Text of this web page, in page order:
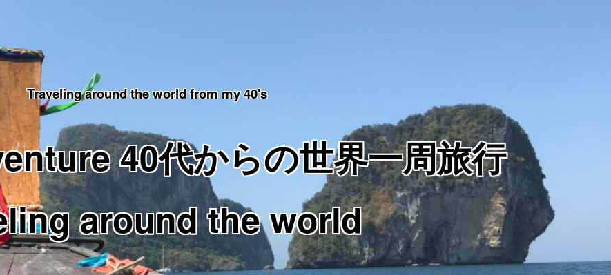
Traveling around the world from my 40's
40代からの世界一周旅行
around the world